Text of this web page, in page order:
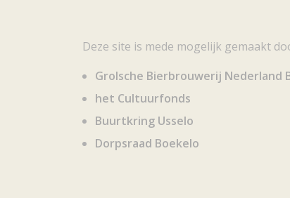
Deze site is mede mogelijk gemaakt
Grolsche Bierbrouwerij Nederland
het Cultuurfonds
Buurtkring Usselo
Dorpsraad Boekelo